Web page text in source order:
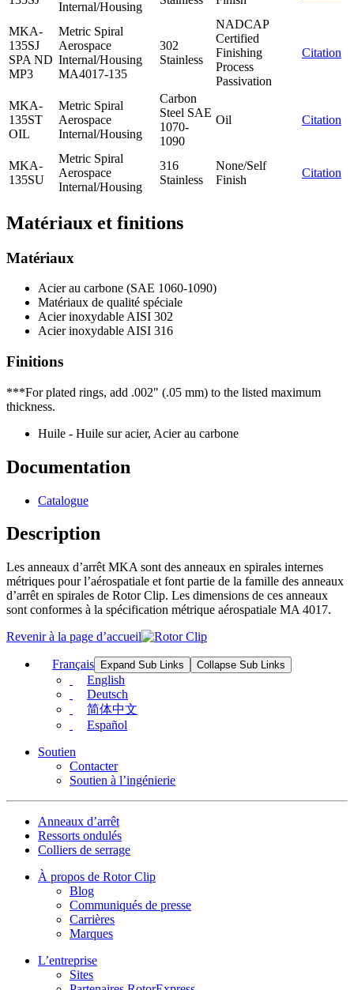
Internal/Housing
MKA-
135SJ
SPA ND
MP3
Metric Spiral
Aerospace
Internal/Housing
MA4017-135
302
Stainless
NADCAP
Certified
Finishing
Process
Passivation
Citation
MKA-
135ST
OIL
Metric Spiral
Aerospace
Internal/Housing
Carbon
Steel SAE
1070-
1090
Oil Citation
MKA-
135SU
Metric Spiral
Aerospace
Internal/Housing
316
Stainless
None/Self
Finish
Citation
Matériaux et finitions
Matériaux
Acier au carbone (SAE 1060-1090)
Matériaux de qualité spéciale
Acier inoxydable AISI 302
Acier inoxydable AISI 316
Finitions
***For plated rings, add .002" (.05 mm) to the listed maximum
thickness.
Huile - Huile sur acier, Acier au carbone
Documentation
Catalogue
Description
Les anneaux d’arrêt MKA sont des anneaux en spirales internes
métriques pour l’aérospatiale et font partie de la famille des anneaux
d’arrêt en spirales de Rotor Clip. Les dimensions de ces anneaux
sont conformes à la spécification métrique aérospatiale MA 4017.
Revenir à la page d’accueil
Français Expand Sub Links Collapse Sub Links
English
Deutsch
简体中文
Español
Soutien
Contacter
Soutien à l’ingénierie
Anneaux d’arrêt
Ressorts ondulés
Colliers de serrage
À propos de Rotor Clip
Blog
Communiqués de presse
Carrières
Marques
L’entreprise
Sites